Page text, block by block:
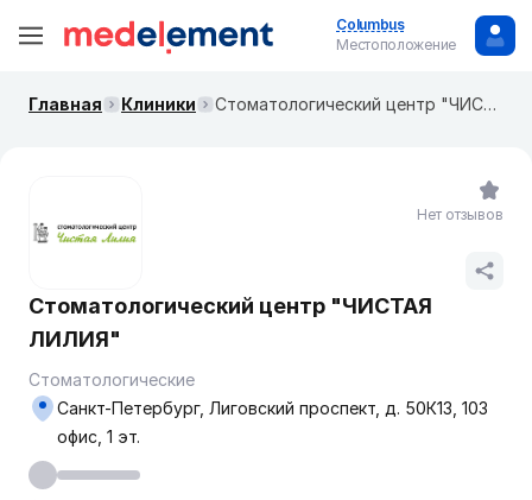
Columbus
Местоположение
Главная Клиники Стоматологический центр "ЧИСТАЯ ЛИЛИЯ"
Стоматологический центр "ЧИСТАЯ
ЛИЛИЯ"
Стоматологические
Санкт-Петербург, Лиговский проспект, д. 50К13, 103
офис, 1 эт.
Нет отзывов